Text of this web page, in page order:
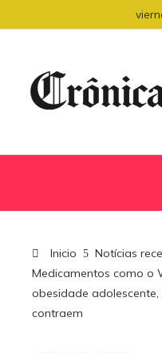
Inicio
Notícias
Medicamentos como o
obesidade
contraem